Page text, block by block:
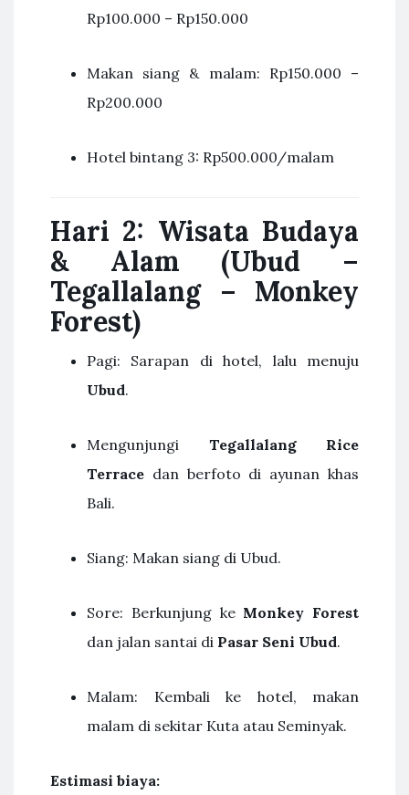
Rp100.000 – Rp150.000
Makan siang & malam: Rp150.000 –
Rp200.000
Hotel bintang 3: Rp500.000/malam
Hari 2: Wisata Budaya
& Alam (Ubud –
Tegallalang – Monkey
Forest)
Pagi: Sarapan di hotel, lalu menuju
Ubud.
Mengunjungi Tegallalang Rice
Terrace dan berfoto di ayunan khas
Bali.
Siang: Makan siang di Ubud.
Sore: Berkunjung ke Monkey Forest
dan jalan santai di Pasar Seni Ubud.
Malam: Kembali ke hotel, makan
malam di sekitar Kuta atau Seminyak.
Estimasi biaya: